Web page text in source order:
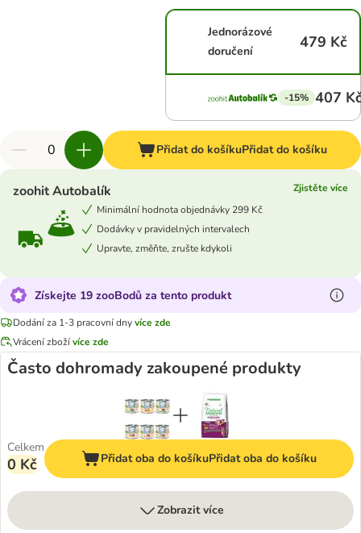
Jednorázové
doručení
479 Kč
-15% 407
Přidat do košíkuPřidat do košíku
zoohit Autobalík
Zjistěte více
Minimální hodnota objednávky 299 Kč
Dodávky v pravidelných intervalech
Upravte, změňte, zrušte kdykoli
Získejte 19 zooBodů za tento produkt
Dodání za 1-3 pracovní dnyvíce zde
Vrácení zbožívíce zde
Často dohromady zakoupené produkty
Celkem
0 Kč Přidat oba do košíkuPřidat oba do košíku
Zobrazit více